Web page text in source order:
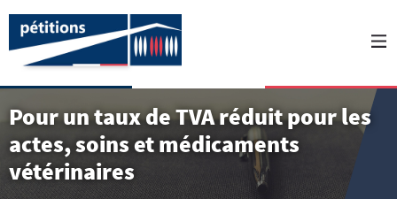
Pour un taux de TVA réduit pour les
actes, soins et médicaments
vétérinaires